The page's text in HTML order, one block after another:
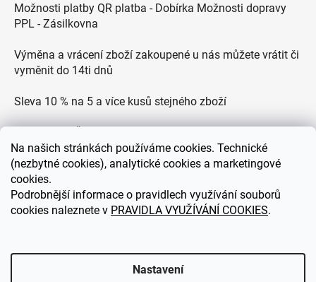
Na našich stránkách používáme cookies. Technické
(nezbytné cookies), analytické cookies a marketingové
cookies.
Podrobnější informace o pravidlech využívání souborů
cookies naleznete v PRAVIDLA VYUŽÍVÁNÍ COOKIES.
Nastavení
Možnosti platby QR platba - Dobírka Možnosti dopravy
PPL - Zásilkovna
Výměna a vrácení zboží zakoupené u nás můžete vrátit či
vyměnit do 14ti dnů
Sleva 10 % na 5 a více kusů stejného zboží
Zákaznická podpora každý všední den od 9.00 do 18.00
hodin
eDEKOR.cz